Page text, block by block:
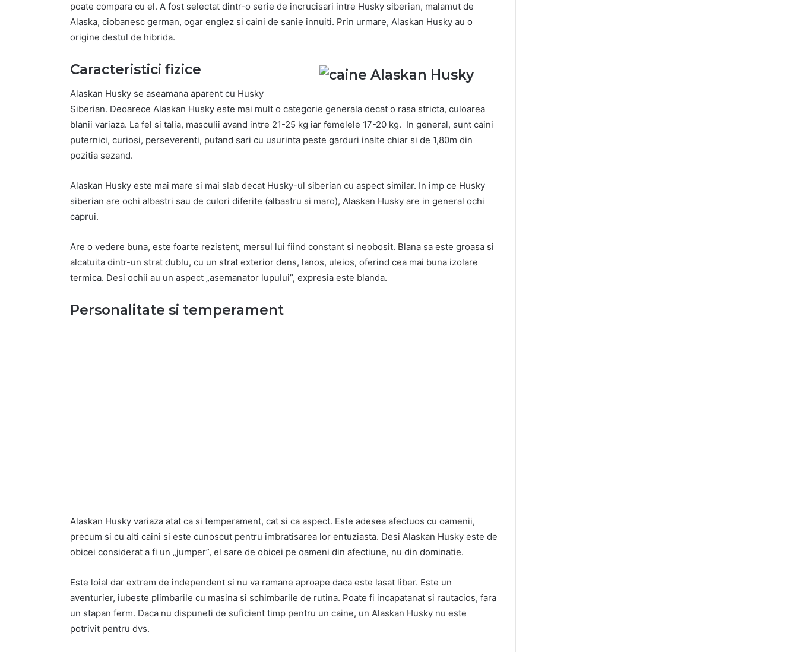
poate compara cu el. A fost selectat dintr-o serie de incrucisari intre Husky siberian, malamut de
Alaska, ciobanesc german, ogar englez si caini de sanie innuiti. Prin urmare, Alaskan Husky au o
origine destul de hibrida.
Caracteristici fizice
Alaskan Husky se aseamana aparent cu Husky
Siberian. Deoarece Alaskan Husky este mai mult o categorie generala decat o rasa stricta, culoarea
blanii variaza. La fel si talia, masculii avand intre 21-25 kg iar femelele 17-20 kg. In general, sunt caini
puternici, curiosi, perseverenti, putand sari cu usurinta peste garduri inalte chiar si de 1,80m din
pozitia sezand.
Alaskan Husky este mai mare si mai slab decat Husky-ul siberian cu aspect similar. In imp ce Husky
siberian are ochi albastri sau de culori diferite (albastru si maro), Alaskan Husky are in general ochi
caprui.
Are o vedere buna, este foarte rezistent, mersul lui fiind constant si neobosit. Blana sa este groasa si
alcatuita dintr-un strat dublu, cu un strat exterior dens, lanos, uleios, oferind cea mai buna izolare
termica. Desi ochii au un aspect „asemanator lupului”, expresia este blanda.
Personalitate si temperament
Alaskan Husky variaza atat ca si temperament, cat si ca aspect. Este adesea afectuos cu oamenii,
precum si cu alti caini si este cunoscut pentru imbratisarea lor entuziasta. Desi Alaskan Husky este de
obicei considerat a fi un „jumper”, el sare de obicei pe oameni din afectiune, nu din dominatie.
Este loial dar extrem de independent si nu va ramane aproape daca este lasat liber. Este un
aventurier, iubeste plimbarile cu masina si schimbarile de rutina. Poate fi incapatanat si rautacios, fara
un stapan ferm. Daca nu dispuneti de suficient timp pentru un caine, un Alaskan Husky nu este
potrivit pentru dvs.